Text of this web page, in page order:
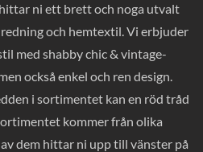
ni ett brett och noga utvalt
och hemtextil. Vi erbjuder
med shabby chic & vintage-
också enkel och ren design.
i sortimentet kan en röd tråd
kommer från olika
dem hittar ni upp till vänster på